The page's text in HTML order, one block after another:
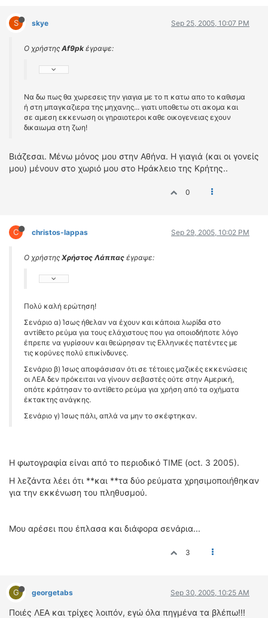
S skye Sep 25, 2005, 10:07 PM
Ο χρήστης Af9pk έγραψε:
Να δω πως θα χωρεσεις την γιαγια με το π κατω απο το καθισμα
ή στη μπαγκαζιερα της μηχανης... γιατι υποθετω οτι ακομα και
σε αμεση εκκενωση οι γηραιοτεροι καθε οικογενειας εχουν
δικαιωμα στη ζωη!
Βιάζεσαι. Μένω μόνος μου στην Αθήνα. Η γιαγιά (και οι γονείς
μου) μένουν στο χωριό μου στο Ηράκλειο της Κρήτης..
0
C christos-lappas Sep 29, 2005, 10:02 PM
Ο χρήστης Χρήστος Λάππας έγραψε:
Πολύ καλή ερώτηση!
Σενάριο α) Ίσως ήθελαν να έχουν και κάποια λωρίδα στο
αντίθετο ρεύμα για τους ελάχιστους που για οποιοδήποτε λόγο
έπρεπε να γυρίσουν και θεώρησαν τις Ελληνικές πατέντες με
τις κορύνες πολύ επικίνδυνες.
Σενάριο β) Ίσως αποφάσισαν ότι σε τέτοιες μαζικές εκκενώσεις
οι ΛΕΑ δεν πρόκειται να γίνουν σεβαστές ούτε στην Αμερική,
οπότε κράτησαν το αντίθετο ρεύμα για χρήση από τα οχήματα
έκτακτης ανάγκης.
Σενάριο γ) Ίσως πάλι, απλά να μην το σκέφτηκαν.
Η φωτογραφία είναι από το περιοδικό TIME (oct. 3 2005).
Η λεζάντα λέει ότι **και **τα δύο ρεύματα χρησιμοποιήθηκαν
για την εκκένωση του πληθυσμού.
Μου αρέσει που έπλασα και διάφορα σενάρια...
3
G georgetabs Sep 30, 2005, 10:25 AM
Ποιές ΛΕΑ και τρίχες λοιπόν, εγώ όλα πηγμένα τα βλέπω!!!